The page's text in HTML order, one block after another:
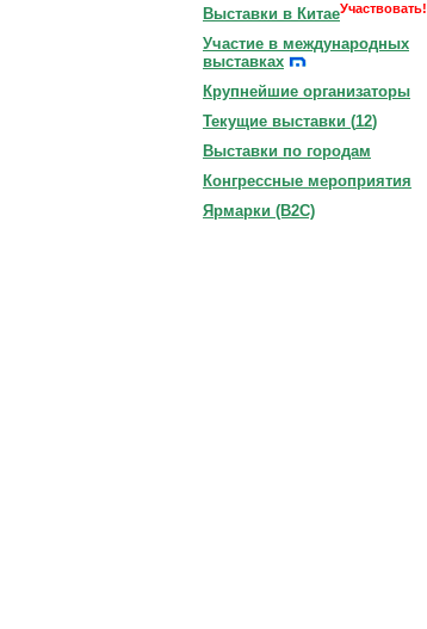
Выставки в КитаеУчаствовать!
Участие в международных
выставках
Крупнейшие организаторы
Текущие выставки (12)
Выставки по городам
Конгрессные мероприятия
Ярмарки (B2C)